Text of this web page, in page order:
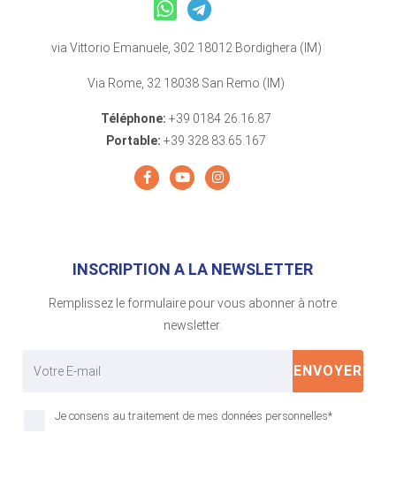
via Vittorio Emanuele, 302 18012 Bordighera (IM)
Via Rome, 32 18038 San Remo (IM)
Téléphone: +39 0184 26.16.87
Portable: +39 328 83.65.167
INSCRIPTION A LA NEWSLETTER
Remplissez le formulaire pour vous abonner à notre
newsletter.
ENVOYER
Je consens au traitement de mes données personnelles*